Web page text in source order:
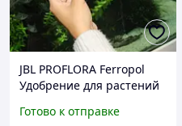
JBL PROFLORA Ferropol
Удобрение для растений
Готово к отправке